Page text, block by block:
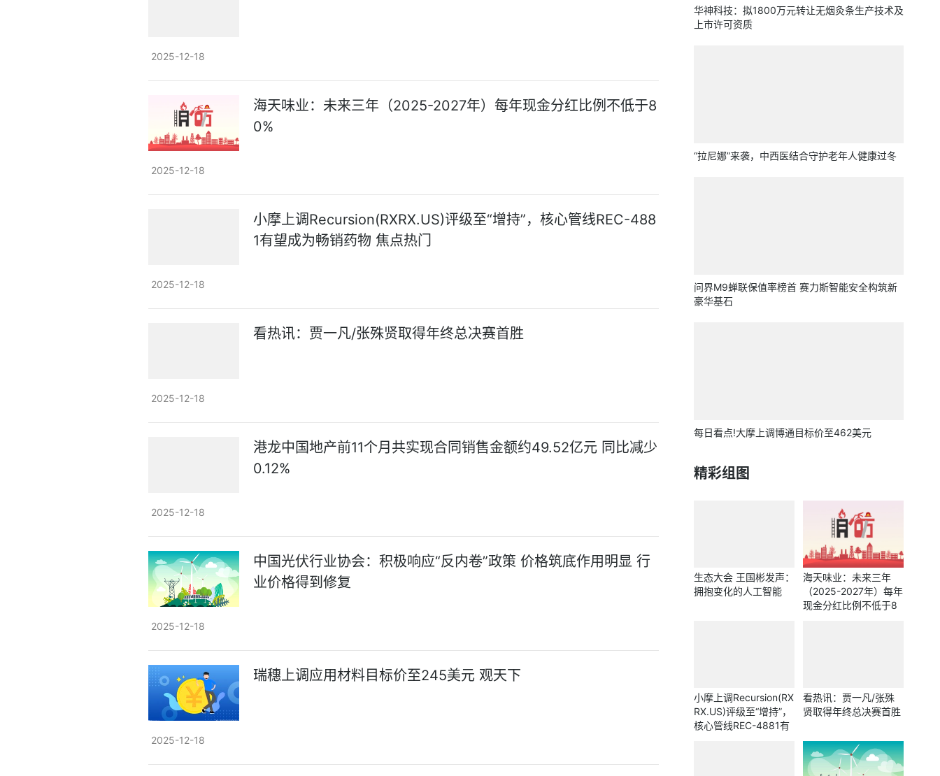
2025-12-18
海天味业：未来三年（2025-2027年）每年现金分红比例不低于8
0%
2025-12-18
小摩上调Recursion(RXRX.US)评级至“增持”，核心管线REC-488
1有望成为畅销药物 焦点热门
2025-12-18
看热讯：贾一凡/张殊贤取得年终总决赛首胜
2025-12-18
港龙中国地产前11个月共实现合同销售金额约49.52亿元 同比减少
0.12%
2025-12-18
中国光伏行业协会：积极响应“反内卷”政策 价格筑底作用明显 行
业价格得到修复
2025-12-18
瑞穗上调应用材料目标价至245美元 观天下
2025-12-18
华神科技：拟1800万元转让无烟灸条生产技术及
上市许可资质
“拉尼娜”来袭，中西医结合守护老年人健康过冬
问界M9蝉联保值率榜首 赛力斯智能安全构筑新
豪华基石
每日看点!大摩上调博通目标价至462美元
精彩组图
生态大会 王国彬发声：
拥抱变化的人工智能
海天味业：未来三年
（2025-2027年）每年
现金分红比例不低于8
小摩上调Recursion(RX
RX.US)评级至“增持”，
核心管线REC-4881有
看热讯：贾一凡/张殊
贤取得年终总决赛首胜